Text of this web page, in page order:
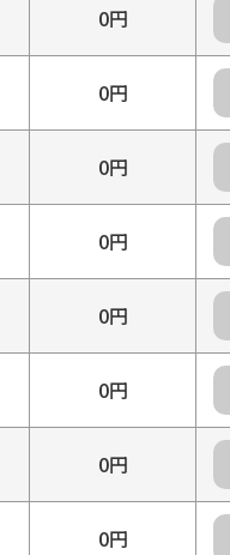
0円
0円
0円
0円
0円
0円
0円
0円